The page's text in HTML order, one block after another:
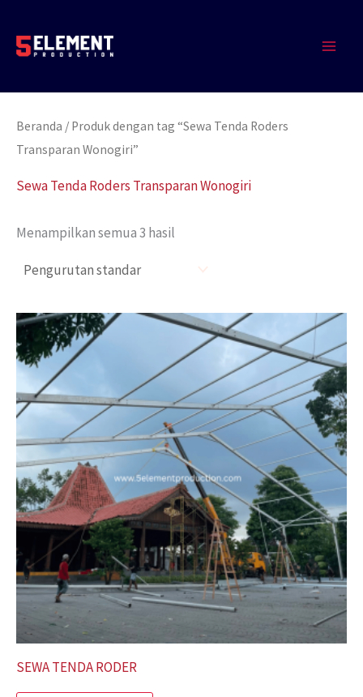
konten
Beranda / Produk dengan tag “Sewa Tenda Roders
Transparan Wonogiri”
Sewa Tenda Roders Transparan Wonogiri
Menampilkan semua 3 hasil
SEWA TENDA RODER